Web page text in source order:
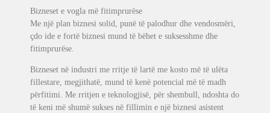
Bizneset e vogla më fitimprurëse
Me një plan biznesi solid, punë të palodhur dhe vendosmëri,
çdo ide e fortë biznesi mund të bëhet e suksesshme dhe
fitimprurëse.
Bizneset në industri me rritje të lartë me kosto më të ulëta
fillestare, megjithatë, mund të kenë potencial më të madh
përfitimi. Me rritjen e teknologjisë, për shembull, ndoshta do
të keni më shumë sukses në fillimin e një biznesi asistent